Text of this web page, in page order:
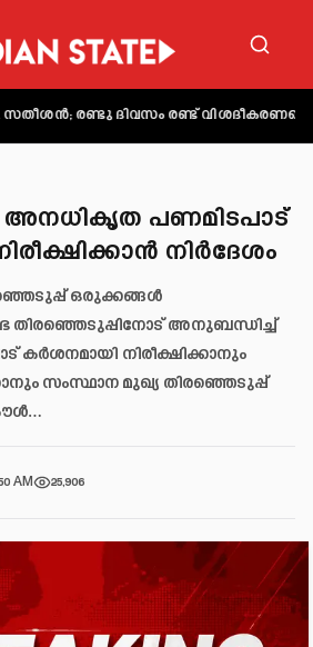
രണ്ടു ദിവസം രണ്ട് വിശദീകരണമെന്ന്
അനധികൃത പണമിടപാട്
നിർദേശം
ഒരുക്കങ്ങൾ
തിരഞ്ഞെടുപ്പിനോട് അനുബന്ധിച്ച്
കർശനമായി നിരീക്ഷിക്കാനും
സംസ്ഥാന മുഖ്യ തിരഞ്ഞെടുപ്പ്
AM 25,906